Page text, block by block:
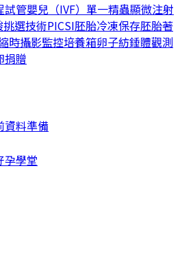
試管嬰兒（IVF） 單一精蟲顯微注射
選技術PICSI胚胎冷凍保存胚胎著
時攝影監控培養箱卵子紡錘體觀測
捐贈
資料準備
孕學堂